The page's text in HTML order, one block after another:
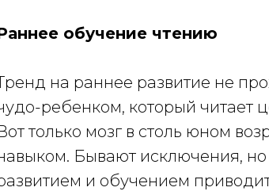
обучение чтению
на раннее развитие не
ребенком, который читает
только мозг в столь юном
Бывают исключения,
и обучением